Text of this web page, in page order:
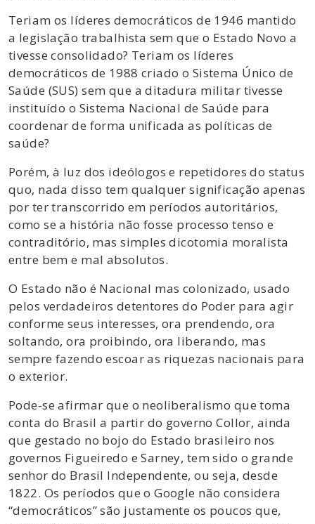
Teriam os líderes democráticos de 1946 mantido
a legislação trabalhista sem que o Estado Novo a
tivesse consolidado? Teriam os líderes
democráticos de 1988 criado o Sistema Único de
Saúde (SUS) sem que a ditadura militar tivesse
instituído o Sistema Nacional de Saúde para
coordenar de forma unificada as políticas de
saúde?
Porém, à luz dos ideólogos e repetidores do status
quo, nada disso tem qualquer significação apenas
por ter transcorrido em períodos autoritários,
como se a história não fosse processo tenso e
contraditório, mas simples dicotomia moralista
entre bem e mal absolutos.
O Estado não é Nacional mas colonizado, usado
pelos verdadeiros detentores do Poder para agir
conforme seus interesses, ora prendendo, ora
soltando, ora proibindo, ora liberando, mas
sempre fazendo escoar as riquezas nacionais para
o exterior.
Pode-se afirmar que o neoliberalismo que toma
conta do Brasil a partir do governo Collor, ainda
que gestado no bojo do Estado brasileiro nos
governos Figueiredo e Sarney, tem sido o grande
senhor do Brasil Independente, ou seja, desde
1822. Os períodos que o Google não considera
“democráticos” são justamente os poucos que,